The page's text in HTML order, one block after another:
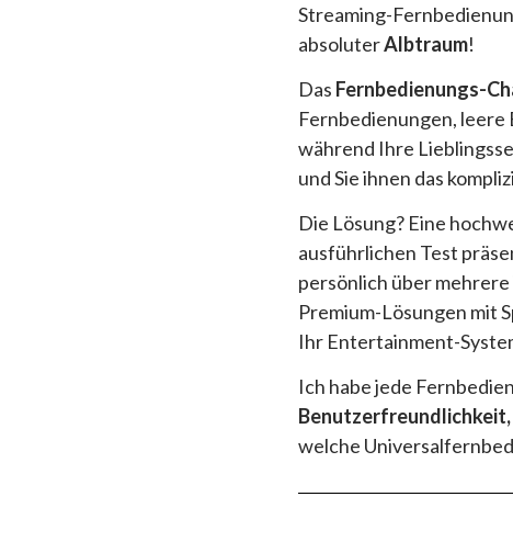
Streaming-
absoluterAlbtraum!
Das Fernbedienungs-
Fernbedienungen, leere
während Ihre
und Sie ihnen das
Die Lösung? Eine
ausführlichen Test
persönlich über
Premium-Lösungen mit
Ihr Entertainment-
Ich habe jede
welche